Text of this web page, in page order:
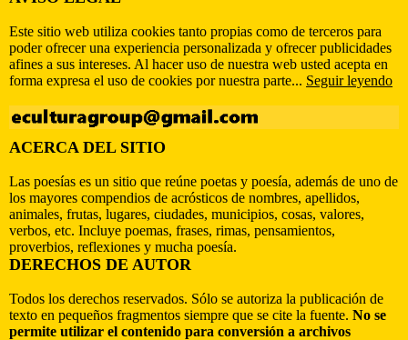
Este sitio web utiliza cookies tanto propias como de terceros para
poder ofrecer una experiencia personalizada y ofrecer publicidades
afines a sus intereses. Al hacer uso de nuestra web usted acepta en
forma expresa el uso de cookies por nuestra parte... Seguir leyendo
ACERCA DEL SITIO
Las poesías es un sitio que reúne poetas y poesía, además de uno de
los mayores compendios de acrósticos de nombres, apellidos,
animales, frutas, lugares, ciudades, municipios, cosas, valores,
verbos, etc. Incluye poemas, frases, rimas, pensamientos,
proverbios, reflexiones y mucha poesía.
DERECHOS DE AUTOR
Todos los derechos reservados. Sólo se autoriza la publicación de
texto en pequeños fragmentos siempre que se cite la fuente. No se
permite utilizar el contenido para conversión a archivos